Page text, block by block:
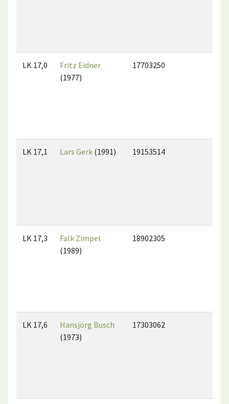
LK 17,0
Fritz Eidner
(1977)
17703250
LK 17,1 Lars Gerk (1991) 19153514
LK 17,3
Falk Zimpel
(1989)
18902305
LK 17,6
Hansjörg Busch
(1973)
17303062